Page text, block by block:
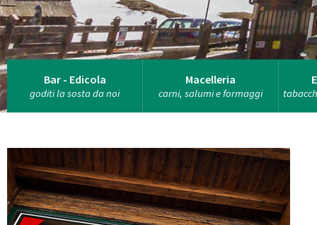
Bar - Edicola
goditi la sosta da noi
Macelleria
carni, salumi e formaggi